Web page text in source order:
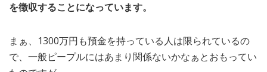
を徴収することになっています。
まぁ、1300万円も預金を持っている人は限られているの
で、一般ピープルにはあまり関係ないかなぁとおもってい